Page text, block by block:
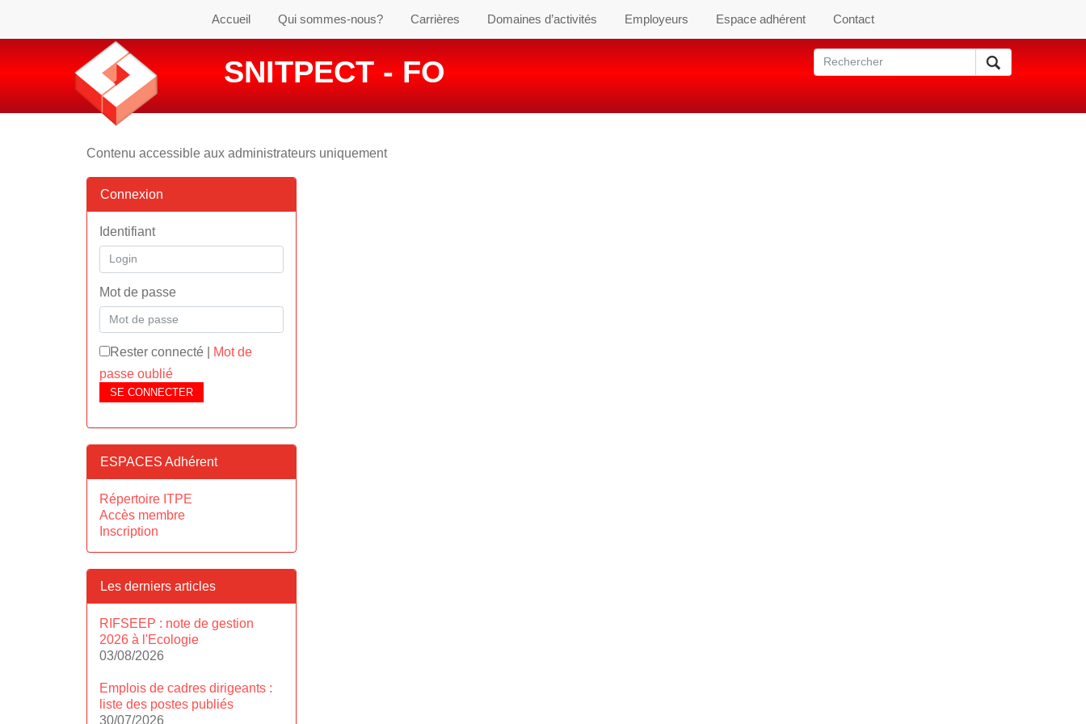
Accueil Qui sommes-nous? Carrières Domaines d’activités Employeurs Espace adhérent Contact
SNITPECT - FO
Contenu accessible aux administrateurs uniquement
Connexion
Identifiant
Mot de passe
Rester connecté
Mot de
passe oublié
SE CONNECTER
ESPACES Adhérent
Répertoire ITPE
Accès membre
Inscription
Les derniers articles
RIFSEEP : note de gestion
2026 à l'Ecologie
03/08/2026
Emplois de cadres dirigeants :
liste des postes publiés
30/07/2026